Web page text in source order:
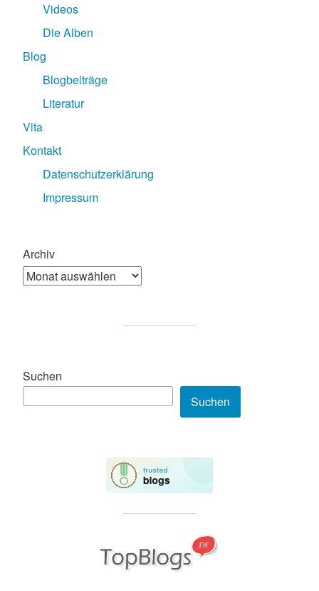
Videos
Die Alben
Blog
Blogbeiträge
Literatur
Vita
Kontakt
Datenschutzerklärung
Impressum
Archiv
Suchen
Suchen